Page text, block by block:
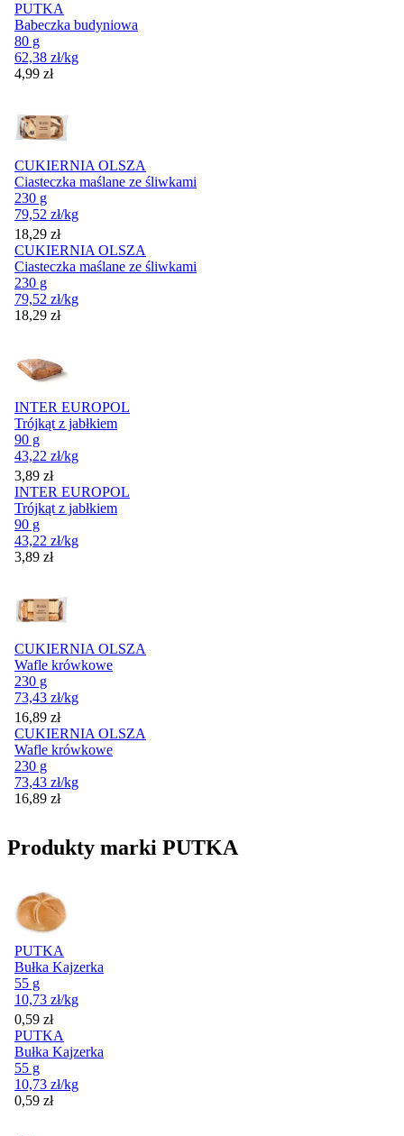
PUTKA
Babeczka budyniowa
80 g
62,38 zł/kg
Cena
4,99 zł
CUKIERNIA OLSZA
Ciasteczka maślane ze śliwkami
230 g
79,52 zł/kg
Cena
18,29 zł
CUKIERNIA OLSZA
Ciasteczka maślane ze śliwkami
230 g
79,52 zł/kg
Cena
18,29 zł
INTER EUROPOL
Trójkąt z jabłkiem
90 g
43,22 zł/kg
Cena
3,89 zł
INTER EUROPOL
Trójkąt z jabłkiem
90 g
43,22 zł/kg
Cena
3,89 zł
CUKIERNIA OLSZA
Wafle krówkowe
230 g
73,43 zł/kg
Cena
16,89 zł
CUKIERNIA OLSZA
Wafle krówkowe
230 g
73,43 zł/kg
Cena
16,89 zł
Produkty marki PUTKA
PUTKA
Bułka Kajzerka
55 g
10,73 zł/kg
Cena
0,59 zł
PUTKA
Bułka Kajzerka
55 g
10,73 zł/kg
Cena
0,59 zł